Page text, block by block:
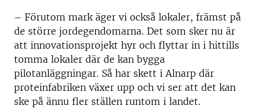
– Förutom mark äger vi också lokaler, främst på
de större jordegendomarna. Det som sker nu är
att innovationsprojekt hyr och flyttar in i hittills
tomma lokaler där de kan bygga
pilotanläggningar. Så har skett i Alnarp där
proteinfabriken växer upp och vi ser att det kan
ske på ännu fler ställen runtom i landet.